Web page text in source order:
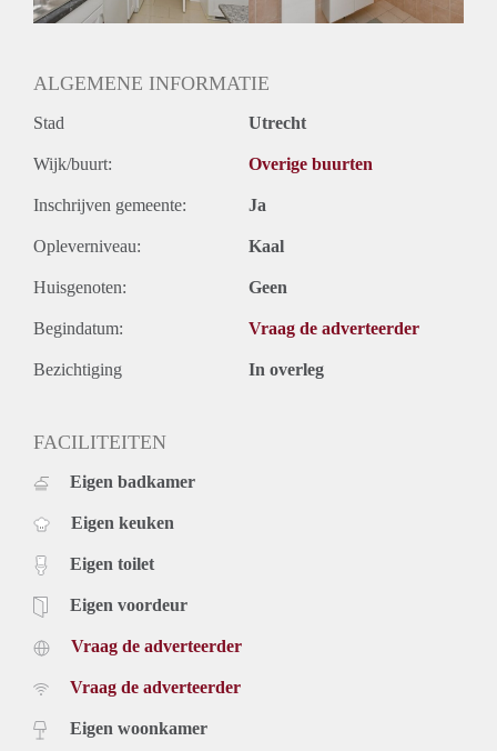
ALGEMENE INFORMATIE
Stad Utrecht
Wijk/buurt: Overige buurten
Inschrijven gemeente: Ja
Opleverniveau: Kaal
Huisgenoten: Geen
Begindatum: Vraag de adverteerder
Bezichtiging In overleg
FACILITEITEN
Eigen badkamer
Eigen keuken
Eigen toilet
Eigen voordeur
Vraag de adverteerder
Vraag de adverteerder
Eigen woonkamer